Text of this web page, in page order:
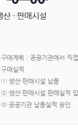
구매계획 : 공공기관에서 직
구매실적
① 생산·판매시설 납품
② 생산·판매시설 판매실적
③ 공공기관 납품실적 승인